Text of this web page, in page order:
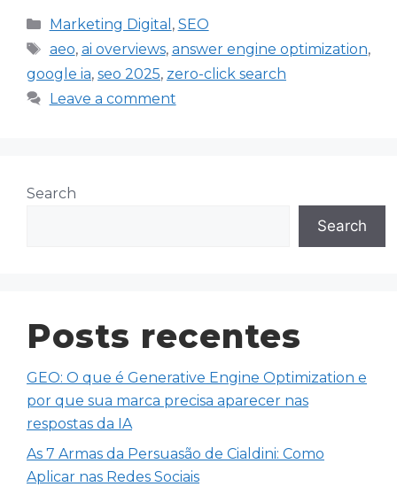
Categories
Marketing Digital , SEO
Tags
aeo, ai overviews, answer engine optimization,
google ia, seo 2025, zero-click search
Leave a comment
Search
Search
Posts recentes
GEO: O que é Generative Engine Optimization e
por que sua marca precisa aparecer nas
respostas da IA
As 7 Armas da Persuasão de Cialdini: Como
Aplicar nas Redes Sociais